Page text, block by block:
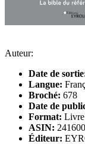
Auteur:
Date de
Langue:
Broché: 678
Date de
Format: Livre
ASIN:
Éditeur: